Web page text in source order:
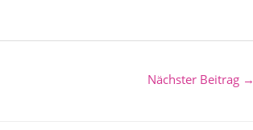
Nächster Beitrag →